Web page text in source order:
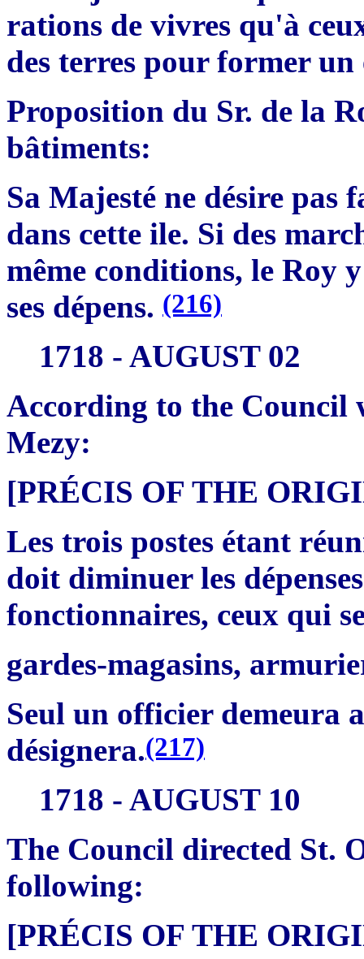
rations de vivres qu'à
des terres pour former
Proposition du Sr. de la
bâtiments:
Sa Majesté ne désire pas
dans cette ile. Si des
même conditions, le Roy
ses dépens. (216)
1718 - AUGUST 02
According to the Council
Mezy:
[PRÉCIS OF THE
Les trois postes étant
doit diminuer les
fonctionnaires, ceux qui
gardes-magasins,
Seul un officier demeura
désignera.(217)
1718 - AUGUST 10
The Council directed St.
following:
[PRÉCIS OF THE